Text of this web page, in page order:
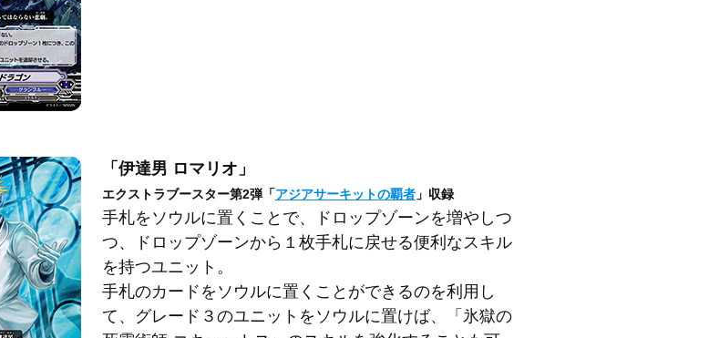
「伊達男 ロマリオ」
エクストラブースター第2弾「アジアサーキットの覇者」収録
手札をソウルに置くことで、ドロップゾーンを増やしつ
つ、ドロップゾーンから１枚手札に戻せる便利なスキル
を持つユニット。
手札のカードをソウルに置くことができるのを利用し
て、グレード３のユニットをソウルに置けば、「氷獄の